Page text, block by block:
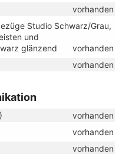
vorhanden
Studio Schwarz/Grau,
und
glänzend
vorhanden
vorhanden
vorhanden
vorhanden
vorhanden